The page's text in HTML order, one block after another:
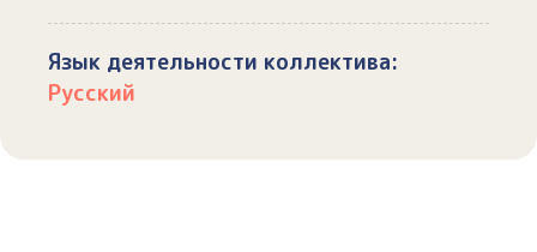
Язык деятельности коллектива:
Русский